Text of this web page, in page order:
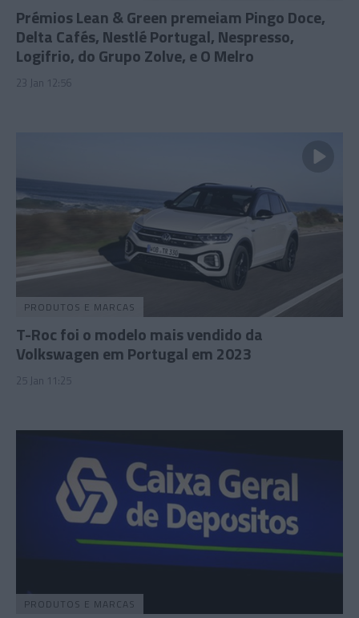
Prémios Lean & Green premeiam Pingo Doce,
Delta Cafés, Nestlé Portugal, Nespresso,
Logifrio, do Grupo Zolve, e O Melro
23 Jan 12:56
PRODUTOS E MARCAS
T-Roc foi o modelo mais vendido da
Volkswagen em Portugal em 2023
25 Jan 11:25
PRODUTOS E MARCAS